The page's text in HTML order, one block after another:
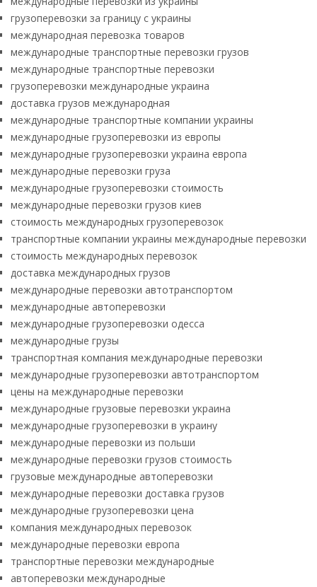
грузоперевозки за границу с украины
международная перевозка товаров
международные транспортные перевозки грузов
международные транспортные перевозки
грузоперевозки международные украина
доставка грузов международная
международные транспортные компании украины
международные грузоперевозки из европы
международные грузоперевозки украина европа
международные перевозки груза
международные грузоперевозки стоимость
международные перевозки грузов киев
стоимость международных грузоперевозок
транспортные компании украины международные перевозки
стоимость международных перевозок
доставка международных грузов
международные перевозки автотранспортом
международные автоперевозки
международные грузоперевозки одесса
международные грузы
транспортная компания международные перевозки
международные грузоперевозки автотранспортом
цены на международные перевозки
международные грузовые перевозки украина
международные грузоперевозки в украину
международные перевозки из польши
международные перевозки грузов стоимость
грузовые международные автоперевозки
международные перевозки доставка грузов
международные грузоперевозки цена
компания международных перевозок
международные перевозки европа
транспортные перевозки международные
автоперевозки международные